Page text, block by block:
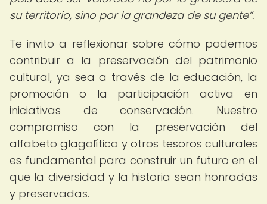
su territorio, sino por la grandeza de su gente .
Te invito a reflexionar sobre cómo podemos
contribuir a la preservación del patrimonio
cultural, ya sea a través de la educación, la
promoción o la participación activa en
iniciativas de conservación. Nuestro
compromiso con la preservación del
alfabeto glagolítico y otros tesoros culturales
es fundamental para construir un futuro en el
que la diversidad y la historia sean honradas
y preservadas.